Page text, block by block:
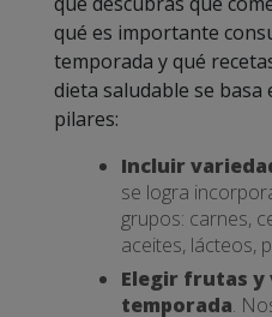
qué es importante
temporada y qué
dieta saludable se basa
pilares:
Incluir
se logra
grupos: carnes,
aceites, lácteos,
Elegir frutas y
temporada.